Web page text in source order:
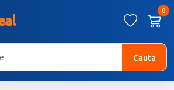
0
Cauta